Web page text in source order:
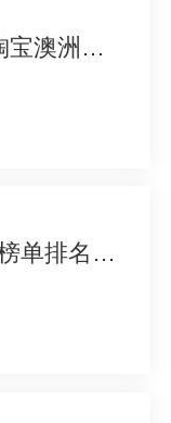
深圳奥飞货运测评：京东淘宝澳洲集运哪家强？
选前必看 2026年澳洲集运榜单排名4大硬指标解读